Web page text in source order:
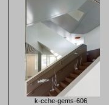
k-cche-gems-606